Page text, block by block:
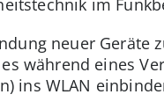
neuer Geräte
während eines
ins WLAN